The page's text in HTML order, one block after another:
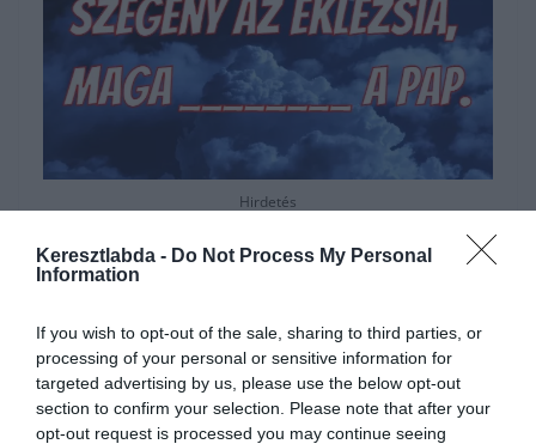
Keresztlabda - Do Not Process My Personal
Information
If you wish to opt-out of the sale, sharing to third parties, or
processing of your personal or sensitive information for
targeted advertising by us, please use the below opt-out
section to confirm your selection. Please note that after your
opt-out request is processed you may continue seeing
Hirdetés